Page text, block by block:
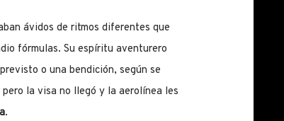
ávidos de ritmos diferentes que
fórmulas. Su espíritu aventurero
o una bendición, según se
la visa no llegó y la aerolínea les
.